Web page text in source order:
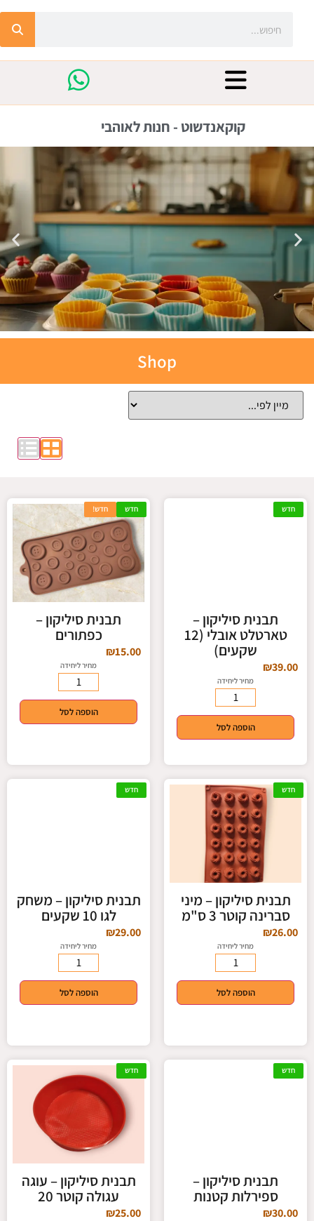
קוקאנדשוט - חנות לאוהבי
תבניות
אפייה
סיליקון
Shop
חדש
תבנית סיליקון –
טארטלט אובלי (12
שקעים)
₪39.00
מחיר ליחידה
הוספה לסל
חדש חדש!
תבנית סיליקון –
כפתורים
₪15.00
מחיר ליחידה
הוספה לסל
חדש
תבנית סיליקון – מיני
סברינה קוטר 3 ס"מ
₪26.00
מחיר ליחידה
הוספה לסל
חדש
תבנית סיליקון – משחק
לגו 10 שקעים
₪29.00
מחיר ליחידה
הוספה לסל
חדש
תבנית סיליקון –
ספירלות קטנות
₪30.00
חדש
תבנית סיליקון – עוגה
עגולה קוטר 20
₪25.00